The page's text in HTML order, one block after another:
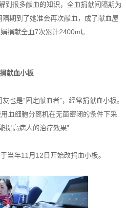
到很多献血的知识，全血捐献间隔期为
期到了她准会再次献血，成了献血屋
捐献全血7次累计2400ml。
捐献血小板
是“固定献血者”，经常捐献血小板。
血细胞分离机在无菌密闭的条件下采
提高病人的治疗效果”
年11月12日开始改捐血小板。